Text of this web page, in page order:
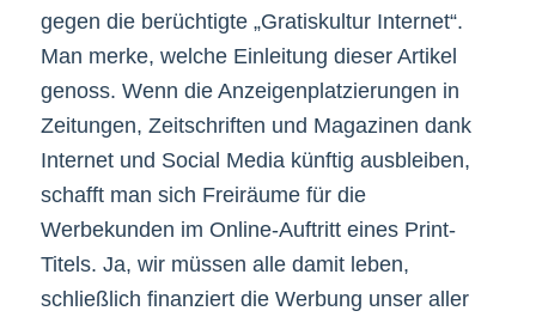
gegen die berüchtigte „Gratiskultur Internet“.
Man merke, welche Einleitung dieser Artikel
genoss. Wenn die Anzeigenplatzierungen in
Zeitungen, Zeitschriften und Magazinen dank
Internet und Social Media künftig ausbleiben,
schafft man sich Freiräume für die
Werbekunden im Online-Auftritt eines Print-
Titels. Ja, wir müssen alle damit leben,
schließlich finanziert die Werbung unser aller